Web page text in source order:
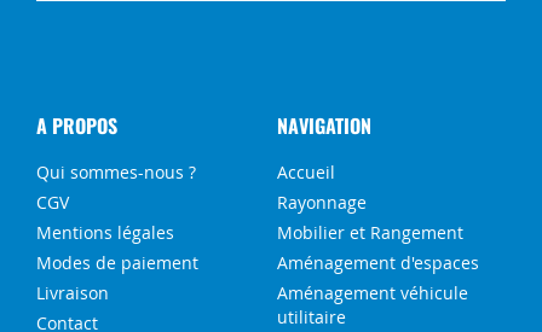
A PROPOS
Qui sommes-nous ?
CGV
Mentions légales
Modes de paiement
Livraison
Contact
NAVIGATION
Accueil
Rayonnage
Mobilier et Rangement
Aménagement d'espaces
Aménagement véhicule
utilitaire